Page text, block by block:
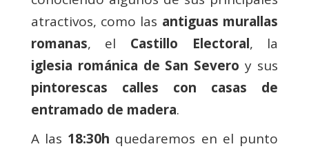
atractivos, como las antiguas murallas
romanas, el Castillo Electoral, la
iglesia románica de San Severo y sus
pintorescas calles con casas de
entramado de madera.
A las 18:30h quedaremos en el punto